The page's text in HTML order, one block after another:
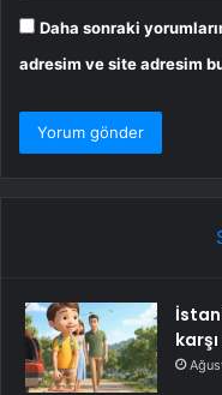
Daha sonraki
adresim ve site adresim